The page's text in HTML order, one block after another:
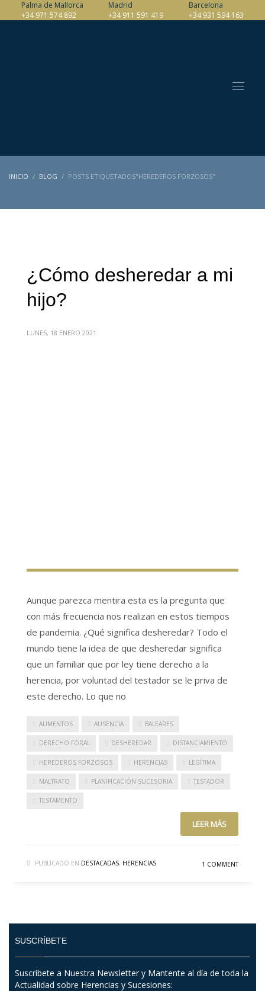
Palma de Mallorca
+34 971 574 892
Madrid
+34 911 591 419
Barcelona
+34 931 594 163
INICIO BLOG POSTS ETIQUETADOS"HEREDEROS FORZOSOS"
¿Cómo desheredar a mi
hijo?
LUNES, 18 ENERO 2021
Aunque parezca mentira esta es la pregunta que
con más frecuencia nos realizan en estos tiempos
de pandemia. ¿Qué significa desheredar? Todo el
mundo tiene la idea de que desheredar significa
que un familiar que por ley tiene derecho a la
herencia, por voluntad del testador se le priva de
este derecho. Lo que no
ALIMENTOS AUSENCIA BALEARES
DERECHO FORAL DESHEREDAR DISTANCIAMIENTO
HEREDEROS FORZOSOS HERENCIAS LEGÍTIMA
MALTRATO PLANIFICACIÓN SUCESORIA TESTADOR
TESTAMENTO
LEER MÁS
PUBLICADO EN DESTACADAS, HERENCIAS 1 COMMENT
SUSCRÍBETE
Suscríbete a Nuestra Newsletter y Mantente al día de toda la
Actualidad sobre Herencias y Sucesiones: